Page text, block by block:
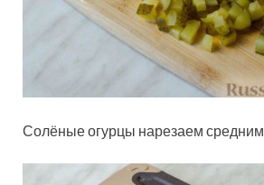
Солёные огурцы нарезаем